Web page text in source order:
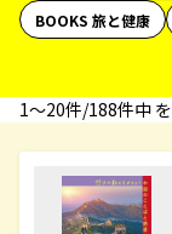
BOOKS 旅と健康
1〜20件/188件中